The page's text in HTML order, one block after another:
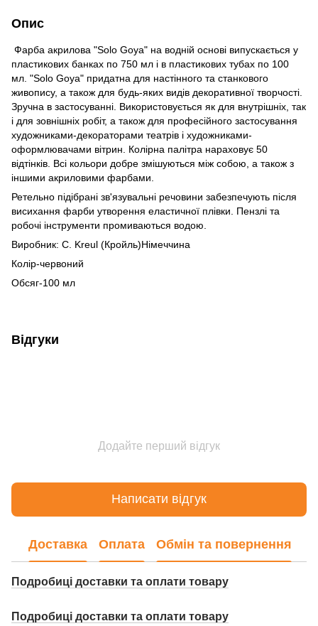
Опис
Фарба акрилова "Solo Goya" на водній основі випускається у
пластикових банках по 750 мл і в пластикових тубах по 100
мл. "Solo Goya" придатна для настінного та станкового
живопису, а також для будь-яких видів декоративної творчості.
Зручна в застосуванні. Використовується як для внутрішніх, так
і для зовнішніх робіт, а також для професійного застосування
художниками-декораторами театрів і художниками-
оформлювачами вітрин. Колірна палітра нараховує 50
відтінків. Всі кольори добре змішуються між собою, а також з
іншими акриловими фарбами.
Ретельно підібрані зв'язувальні речовини забезпечують після
висихання фарби утворення еластичної плівки. Пензлі та
робочі інструменти промиваються водою.
Виробник: С. Kreul (Кройль)Німеччина
Колір-червоний
Обсяг-100 мл
Відгуки
Додайте перший відгук
Написати відгук
Доставка Оплата Обмін та повернення
Подробиці доставки та оплати товару
Подробиці доставки та оплати товару